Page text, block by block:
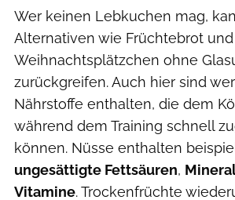
Wer keinen Lebkuchen mag,
Alternativen wie Früchtebrot
Weihnachtsplätzchen ohne
zurückgreifen. Auch hier sind
Nährstoffe enthalten, die dem
während dem Training schnell
können. Nüsse enthalten
ungesättigte Fettsäuren,
Vitamine. Trockenfrüchte